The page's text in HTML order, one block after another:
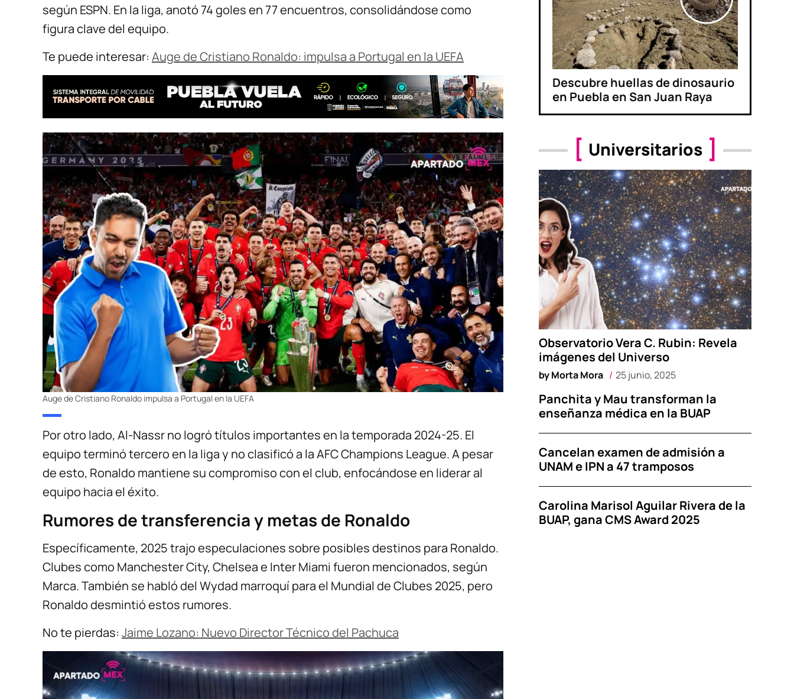
según ESPN. En la liga, anotó 74 goles en 77 encuentros, consolidándose como
figura clave del equipo.
Te puede interesar: Auge de Cristiano Ronaldo: impulsa a Portugal en la UEFA
Auge de Cristiano Ronaldo impulsa a Portugal en la UEFA
Por otro lado, Al-Nassr no logró títulos importantes en la temporada 2024-25. El
equipo terminó tercero en la liga y no clasificó a la AFC Champions League. A pesar
de esto, Ronaldo mantiene su compromiso con el club, enfocándose en liderar al
equipo hacia el éxito.
Rumores de transferencia y metas de Ronaldo
Específicamente, 2025 trajo especulaciones sobre posibles destinos para Ronaldo.
Clubes como Manchester City, Chelsea e Inter Miami fueron mencionados, según
Marca. También se habló del Wydad marroquí para el Mundial de Clubes 2025, pero
Ronaldo desmintió estos rumores.
No te pierdas: Jaime Lozano: Nuevo Director Técnico del Pachuca
Descubre huellas de dinosaurio
en Puebla en San Juan Raya
Universitarios
Observatorio Vera C. Rubin: Revela
imágenes del Universo
byMorta Mora 25 junio, 2025
Panchita y Mau transforman la
enseñanza médica en la BUAP
Cancelan examen de admisión a
UNAM e IPN a 47 tramposos
Carolina Marisol Aguilar Rivera de la
BUAP, gana CMS Award 2025